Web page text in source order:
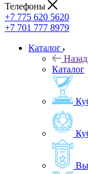
Телефоны
+7 775 620 5620
+7 701 777 8979
Каталог
Назад
Каталог